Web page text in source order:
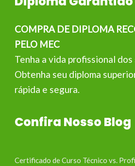
COMPRA DE DIPLOMA
PELO MEC
Tenha a vida profissional dos
Obtenha seu diploma
rápida e segura.
Confira Nosso Blog
Certificado de Curso Técnico vs.